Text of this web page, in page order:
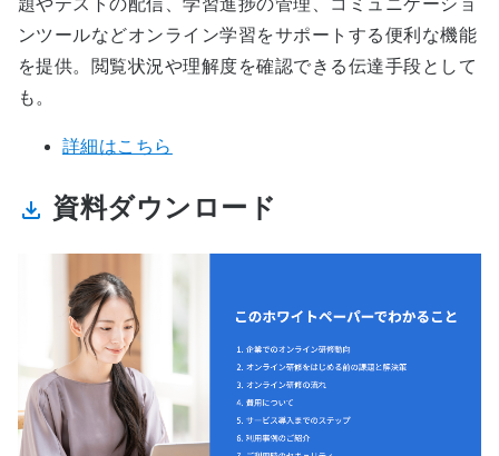
題やテストの配信、学習進捗の管理、コミュニケーショ
ンツールなどオンライン学習をサポートする便利な機能
を提供。閲覧状況や理解度を確認できる伝達手段として
も。
詳細はこちら
資料ダウンロード